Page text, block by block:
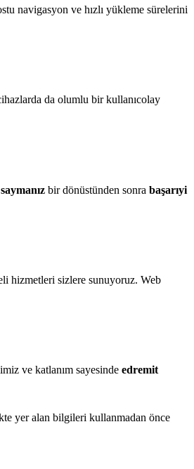
navigasyon ve hızlı yükleme sürelerini
da olumlu bir kullanıcolay
bir dönüstünden sonra başarıyi
hizmetleri sizlere sunuyoruz. Web
ve katlanım sayesinde edremit
yer alan bilgileri kullanmadan önce